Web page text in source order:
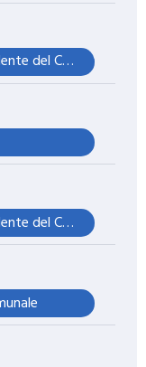
Angela Beatriz Arboresi - Presidente del Consiglio Comunale
Angela Beatriz Arboresi - Presidente del Consiglio Comunale